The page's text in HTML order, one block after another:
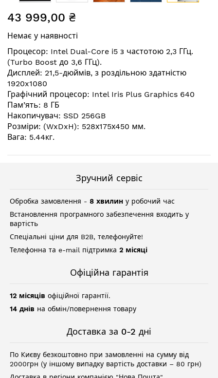
до
галереї
зображень
43 999,00 ₴
Немає у наявності
Процесор: Intel Dual-Core i5 з частотою 2,3 ГГц.
(Turbo Boost до 3,6 ГГц).
Дисплей: 21,5-дюймів, з роздільною здатністю
1920x1080
Графічний процесор: Intel Iris Plus Graphics 640
Пам’ять: 8 ГБ
Накопичувач: SSD 256GB
Розміри: (WxDxH): 528х175х450 мм.
Вага: 5.44кг.
Зручний сервіс
Обробка замовлення - 8 хвилин у робочий час
Встановлення програмного забезпечення входить у
вартість
Спеціальні ціни для B2B, телефонуйте!
Телефонна та e-mail підтримка 2 місяці
Офіційна гарантія
12 місяців офіційної гарантії.
14 днів на обмін/повернення товару
Доставка за 0-2 дні
По Києву безкоштовно при замовленні на сумму від
2000грн (у іншому випадку вартість доставки – 80 грн)